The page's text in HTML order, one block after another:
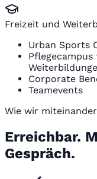
Freizeit und
Urban Sports
Corporate
Teamevents
Wie wir
Erreichbar.
Gespräch.